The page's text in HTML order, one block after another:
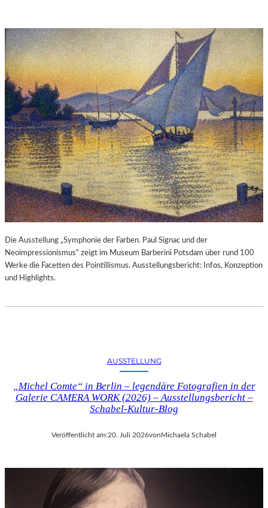
Die Ausstellung „Symphonie der Farben. Paul Signac und der
Neoimpressionismus“ zeigt im Museum Barberini Potsdam über rund 100
Werke die Facetten des Pointillismus. Ausstellungsbericht: Infos, Konzeption
und Highlights.
AUSSTELLUNG
„Michel Comte“ in Berlin – legendäre Fotografien in der
Galerie CAMERA WORK (2026) – Ausstellungsbericht –
Schabel-Kultur-Blog
Veröffentlicht am:20. Juli 2026von Michaela Schabel